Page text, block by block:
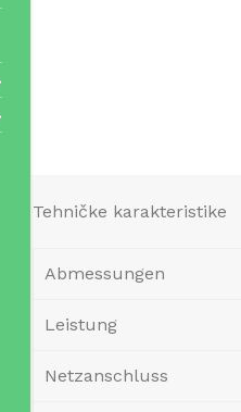
Tehničke karakteristike
Abmessungen
Leistung
Netzanschluss